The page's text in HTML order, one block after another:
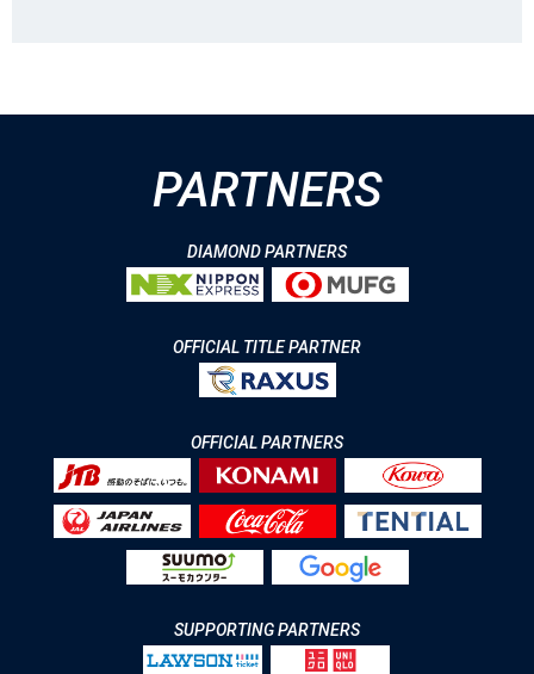
PARTNERS
DIAMOND PARTNERS
OFFICIAL TITLE PARTNER
OFFICIAL PARTNERS
SUPPORTING PARTNERS